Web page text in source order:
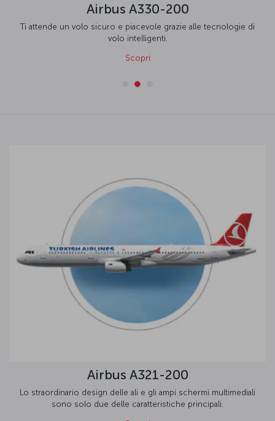
Airbus A330-200
Ti attende un volo sicuro e piacevole grazie alle tecnologie di
volo intelligenti.
Scopri
Airbus A321-200
Lo straordinario design delle ali e gli ampi schermi multimediali
sono solo due delle caratteristiche principali.